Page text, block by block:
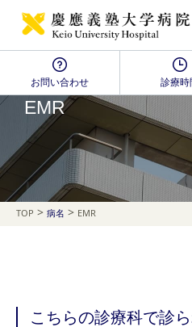
お問い合わせ 診療時
Disease Name Search
EMR
TOP > 病名 > EMR
こちらの診療科で診